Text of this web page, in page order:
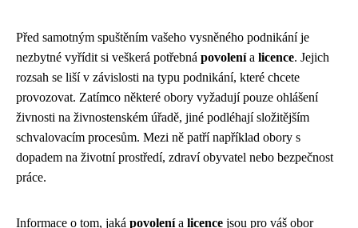
Před samotným spuštěním vašeho vysněného podnikání je
nezbytné vyřídit si veškerá potřebná povolenía licence. Jejich
rozsah se liší v závislosti na typu podnikání, které chcete
provozovat. Zatímco některé obory vyžadují pouze ohlášení
živnosti na živnostenském úřadě, jiné podléhají složitějším
schvalovacím procesům. Mezi ně patří například obory s
dopadem na životní prostředí, zdraví obyvatel nebo bezpečnost
práce.
Informace o tom, jaká povolenía licence jsou pro váš obor